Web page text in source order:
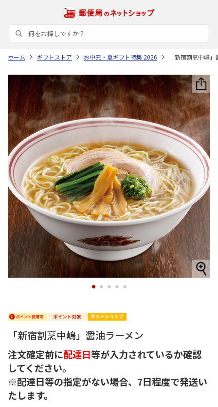
ホーム ギフトストア お中元・夏ギフト特集 2026 「新宿割烹中嶋
1 2 3 4 5
「新宿割烹中嶋」醤油ラーメン
注文確定前に配達日等が入力されているか確認
してください。
※配達日等の指定がない場合、7日程度で発送い
たします。